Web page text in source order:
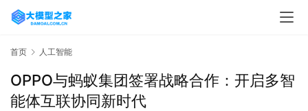
首页 人工智能
OPPO与蚂蚁集团签署战略合作：开启多智
能体互联协同新时代